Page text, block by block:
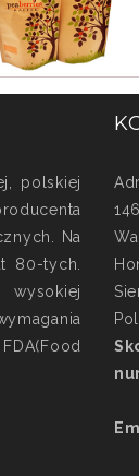
polskiej
Na
80-tych.
wysokiej